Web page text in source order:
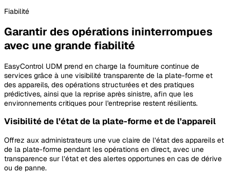
Fiabilité
Garantir des opérations ininterrompues
avec une grande fiabilité
EasyControl UDM prend en charge la fourniture continue de
services grâce à une visibilité transparente de la plate-forme et
des appareils, des opérations structurées et des pratiques
prédictives, ainsi que la reprise après sinistre, afin que les
environnements critiques pour l'entreprise restent résilients.
Visibilité de l’état de la plate-forme et de l’appareil
Offrez aux administrateurs une vue claire de l’état des appareils et
de la plate-forme pendant les opérations en direct, avec une
transparence sur l’état et des alertes opportunes en cas de dérive
ou de panne.